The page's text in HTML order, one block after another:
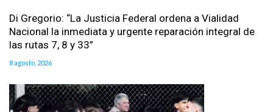
Di Gregorio: “La Justicia Federal ordena a Vialidad
Nacional la inmediata y urgente reparación integral de
las rutas 7, 8 y 33”
8 agosto, 2026